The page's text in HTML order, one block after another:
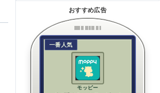
おすすめ広告
一番人気
モッピー